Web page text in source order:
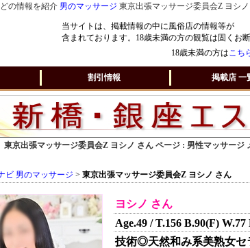
の情報を紹介 男のマッサージ 東京出張マッサージ委員会Z ヨシ
当サイトは、掲載情報の中に風俗店の情報等が
含まれております。18歳未満の方の観覧は固くお断
18歳未満の方はこち
割引情報 掲載店 一
東京出張マッサージ委員会Z ヨシノ さん ページ : 男性マッサージ
ビ 男のマッサージ > 東京出張マッサージ委員会Z ヨシノ さん
ヨシノ さん
Age.49 / T.156 B.90(F) W.77
技術◎天然和み系美熟女セ